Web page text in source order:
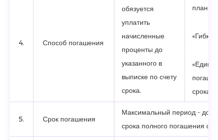
4. Способ погашения
обязуется
уплатить
начисленные
проценты до
указанного в
выписке по счету
срока.
план
срока
5. Срок погашения
Максимальный период - до
срока полного погашения